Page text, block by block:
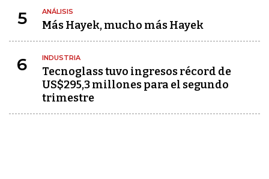
5 ANÁLISIS
Más Hayek, mucho más Hayek
6 INDUSTRIA
Tecnoglass tuvo ingresos récord de
US$295,3 millones para el segundo
trimestre